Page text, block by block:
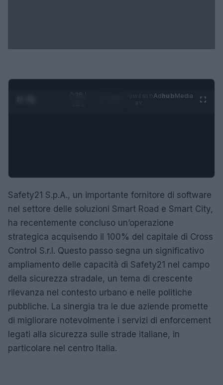
0:29 /
AdhubMedia
Safety21 S.p.A., un importante fornitore di software
nel settore delle soluzioni Smart Road e Smart City,
ha recentemente concluso un’operazione
strategica acquisendo il 100% del capitale di Cross
Control S.r.l. Questo passo segna un significativo
ampliamento delle capacità di Safety21 nel campo
della sicurezza stradale, un tema di crescente
rilevanza nel contesto urbano e nelle politiche
pubbliche. La sinergia tra le due aziende promette
di migliorare notevolmente i servizi di enforcement
legati alla sicurezza sulle strade italiane, in
particolare nel centro Italia.